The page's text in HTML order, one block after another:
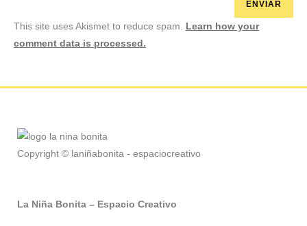
This site uses Akismet to reduce spam. Learn how your
comment data is processed.
Copyright © laniñabonita - espaciocreativo
La Niña Bonita – Espacio Creativo